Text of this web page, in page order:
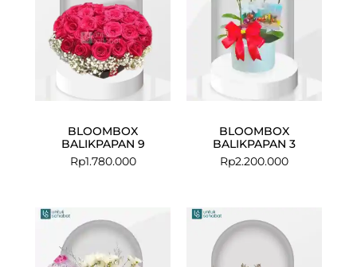
BLOOMBOX
BALIKPAPAN 9
Rp1.780.000
BLOOMBOX
BALIKPAPAN 3
Rp2.200.000